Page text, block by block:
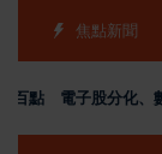
焦點新聞
點 電子股分化、數